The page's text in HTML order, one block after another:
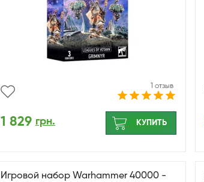
1 отзыв
1 829 грн. КУПИТЬ
Игровой набор Warhammer 40000 -